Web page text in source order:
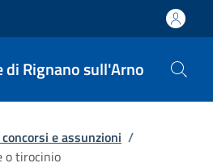
di Rignano sull'Arno
e assunzioni /
o tirocinio